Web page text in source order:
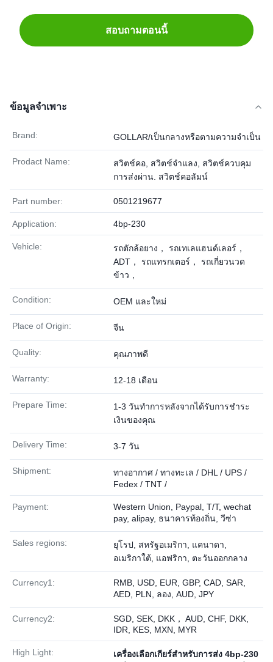
สอบถามตอนนี้
ข้อมูลจำเพาะ
Brand: GOLLAR/เป็นกลางหรือตามความจำเป็น
Prodact Name:
สวิตช์คอ, สวิตช์จำแลง, สวิตช์ควบคุม
การส่งผ่าน. สวิตช์คอลัมน์
Part number: 0501219677
Application: 4bp-230
Vehicle:
รถตักล้อยาง， รถเทเลแฮนด์เลอร์，
ADT， รถแทรกเตอร์， รถเกี่ยวนวด
ข้าว，
Condition: OEM และใหม่
Place of Origin: จีน
Quality: คุณภาพดี
Warranty: 12-18 เดือน
Prepare Time:
1-3 วันทำการหลังจากได้รับการชำระ
เงินของคุณ
Delivery Time: 3-7 วัน
Shipment:
ทางอากาศ / ทางทะเล / DHL / UPS /
Fedex / TNT /
Payment:
Western Union, Paypal, T/T, wechat
pay, alipay, ธนาคารท้องถิ่น, วีซ่า
Sales regions:
ยุโรป, สหรัฐอเมริกา, แคนาดา,
อเมริกาใต้, แอฟริกา, ตะวันออกกลาง
Currency1:
RMB, USD, EUR, GBP, CAD, SAR,
AED, PLN, ลอง, AUD, JPY
Currency2:
SGD, SEK, DKK， AUD, CHF, DKK,
IDR, KES, MXN, MYR
High Light:
เครื่องเลือกเกียร์สําหรับการส่ง 4bp-230